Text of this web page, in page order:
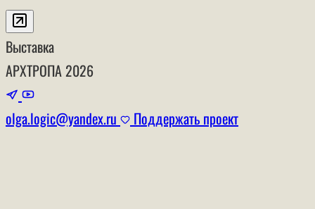
Выставка
АРХТРОПА 2026
olga.logic@yandex.ru Поддержать проект